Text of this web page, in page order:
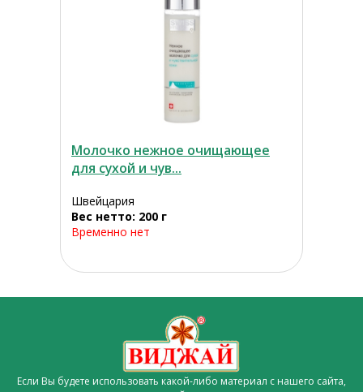
Молочко нежное очищающее
для сухой и чув...
Швейцария
Вес нетто: 200 г
Временно нет
Если Вы будете использовать какой-либо материал с нашего сайта,